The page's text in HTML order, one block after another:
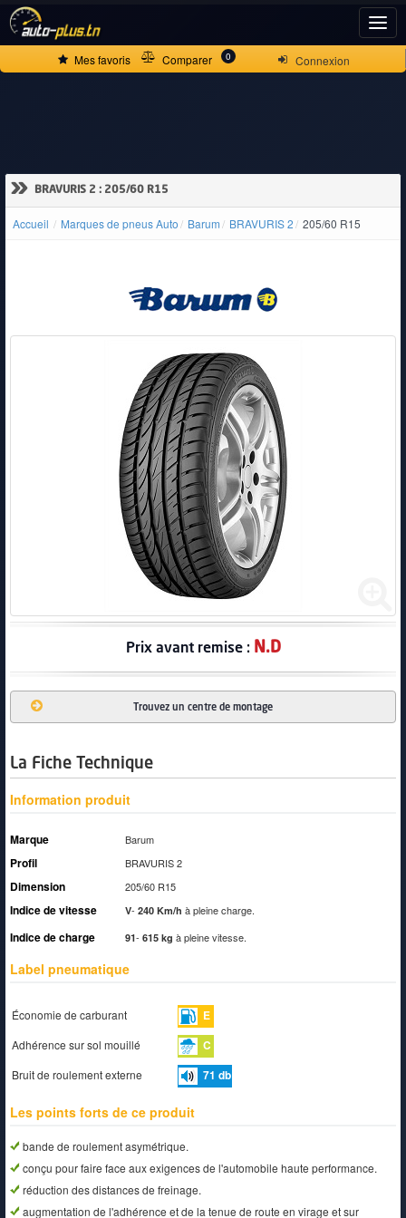
Connexion
Mes favoris Comparer 0
» BRAVURIS 2 : 205/60 R15
Accueil Marques de pneus Auto Barum BRAVURIS 2 205/60 R15
Prix avant remise : N.D
Trouvez un centre de montage
La Fiche Technique
Information produit
Marque Barum
Profil BRAVURIS 2
Dimension 205/60 R15
Indice de vitesse V- 240 Km/h à pleine charge.
Indice de charge 91- 615 kg à pleine vitesse.
Label pneumatique
Économie de carburant E
Adhérence sur sol mouillé C
Bruit de roulement externe 71 db
Les points forts de ce produit
bande de roulement asymétrique.
conçu pour faire face aux exigences de l'automobile haute performance.
réduction des distances de freinage.
augmentation de l'adhérence et de la tenue de route en virage et sur
ACCUEIL
NEUVES